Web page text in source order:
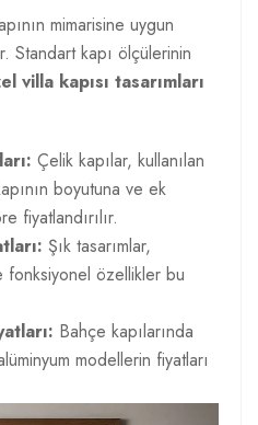
mimarisine uygun
Standart kapı ölçülerinin
villa kapısı tasarımları
Çelik kapılar, kullanılan
boyutuna ve ek
fiyatlandırılır.
Şık tasarımlar,
fonksiyonel özellikler bu
Bahçe kapılarında
modellerin fiyatları